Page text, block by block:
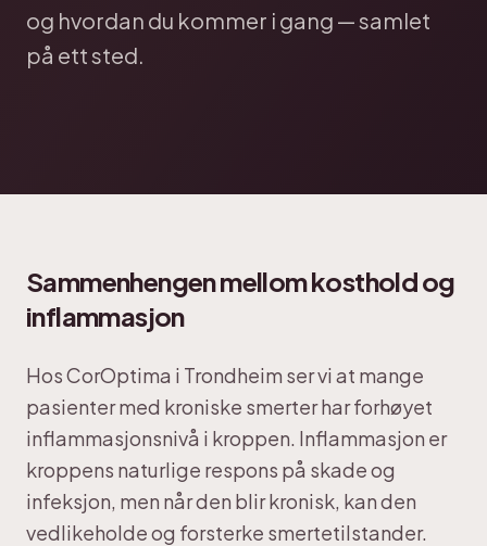
og hvordan du kommer i gang — samlet
på ett sted.
Sammenhengen mellom kosthold og
inflammasjon
Hos CorOptima i Trondheim ser vi at mange
pasienter med kroniske smerter har forhøyet
inflammasjonsnivå i kroppen. Inflammasjon er
kroppens naturlige respons på skade og
infeksjon, men når den blir kronisk, kan den
vedlikeholde og forsterke smertetilstander.